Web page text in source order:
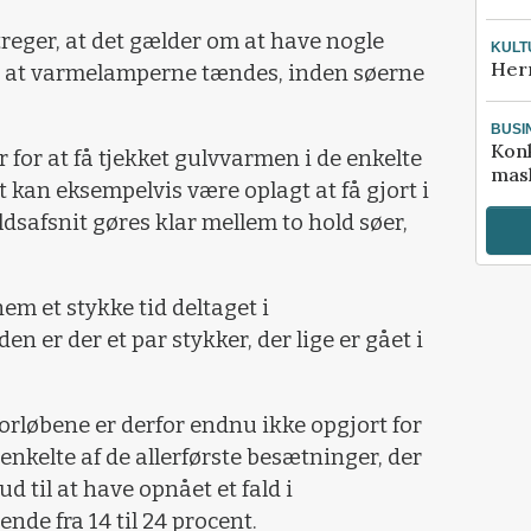
at det gælder om at have nogle
varmelamperne tændes, inden søerne
for at få tjekket gulvvarmen i de enkelte
kan eksempelvis være oplagt at få gjort i
gøres klar mellem to hold søer,
et stykke tid deltaget i
er der et par stykker, der lige er gået i
er derfor endnu ikke opgjort for
af de allerførste besætninger, der
til at have opnået et fald i
fra 14 til 24 procent.